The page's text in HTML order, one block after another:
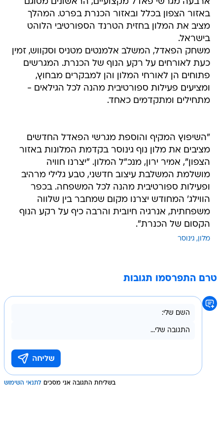
ארבעה מגרשי פאדל מקצועיים, הראשונים מסוגם
באזור הצפון בכלל ובאזור הכנרת בפרט. המהלך
מציב את המלון בחזית הטרנד הספורטיבי הלוהט
בישראל.
משחק הפאדל, המשלב אלמנטים מטניס וסקווש, זמין
כעת לאורחים על רקע הנוף של הכנרת. המגרשים
פתוחים הן לאורחי המלון והן למבקרים מבחוץ,
ומציעים פעילות ספורטיבית מהנה לכל הגילאים -
מתחילים ומתקדמים כאחד.
"השיפוץ המקיף והוספת מגרשי הפאדל החדשים
מציבים את מלון נוף גינוסר בקדמת המלונות באזור
הצפון", אמיר ירון, מנכ"ל המלון. "יצרנו חוויה
מושלמת המשלבת עיצוב חדשני, טבע גלילי מרהיב
ופעילות ספורטיבית מהנה לכל המשפחה. בכפר
הווילג' המחודש יצרנו מקום שמחבר בין שלווה
משפחתית, אנרגיה חיובית והרבה כיף על רקע הנוף
הקסום של הכנרת".
מלון גינוסר
טרם התפרסמו תגובות
בשליחת התגובה אני מסכים לתנאי השימוש